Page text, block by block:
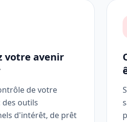
votre avenir
de votre
des outils
d'intérêt, de prêt